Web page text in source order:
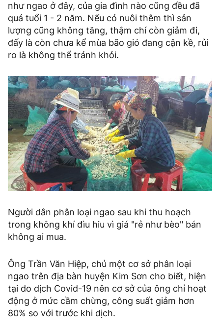
như ngao ở đây, của gia đình nào cũng đều đã
quá tuổi 1 - 2 năm. Nếu có nuôi thêm thì sản
lượng cũng không tăng, thậm chí còn giảm đi,
đấy là còn chưa kể mùa bão gió đang cận kề, rủi
ro là không thể tránh khỏi.
Người dân phân loại ngao sau khi thu hoạch
trong không khí đìu hiu vì giá "rẻ như bèo" bán
không ai mua.
Ông Trần Văn Hiệp, chủ một cơ sở phân loại
ngao trên địa bàn huyện Kim Sơn cho biết, hiện
tại do dịch Covid-19 nên cơ sở của ông chỉ hoạt
động ở mức cầm chừng, công suất giảm hơn
80% so với trước khi dịch.